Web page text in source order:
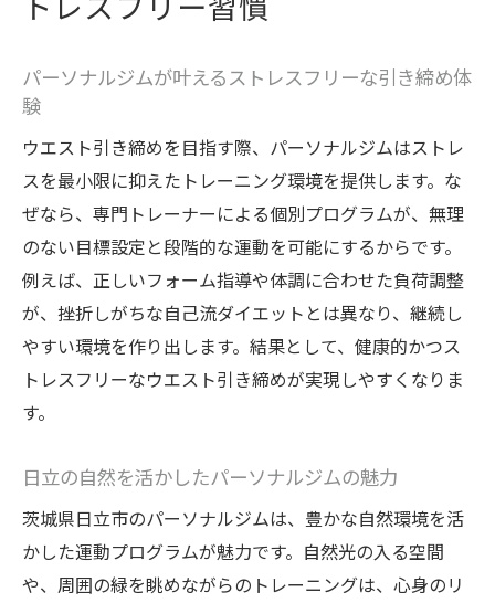
パーソナルジムが叶えるストレスフリーな引き締め体
験
ウエスト引き締めを目指す際、パーソナルジムはストレ
スを最小限に抑えたトレーニング環境を提供します。な
ぜなら、専門トレーナーによる個別プログラムが、無理
のない目標設定と段階的な運動を可能にするからです。
例えば、正しいフォーム指導や体調に合わせた負荷調整
が、挫折しがちな自己流ダイエットとは異なり、継続し
やすい環境を作り出します。結果として、健康的かつス
トレスフリーなウエスト引き締めが実現しやすくなりま
す。
日立の自然を活かしたパーソナルジムの魅力
茨城県日立市のパーソナルジムは、豊かな自然環境を活
かした運動プログラムが魅力です。自然光の入る空間
や、周囲の緑を眺めながらのトレーニングは、心身のリ